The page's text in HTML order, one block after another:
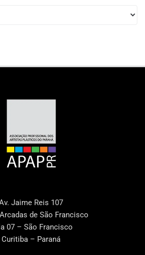
Jaime Reis 107
de São Francisco
07 – São Francisco
Curitiba – Paraná